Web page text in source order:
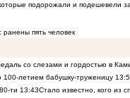
подорожали и подешевели
пять человек
со слезами и гордостью в
летием бабушку-труженицу
ти 13:43Стало известно, кого из